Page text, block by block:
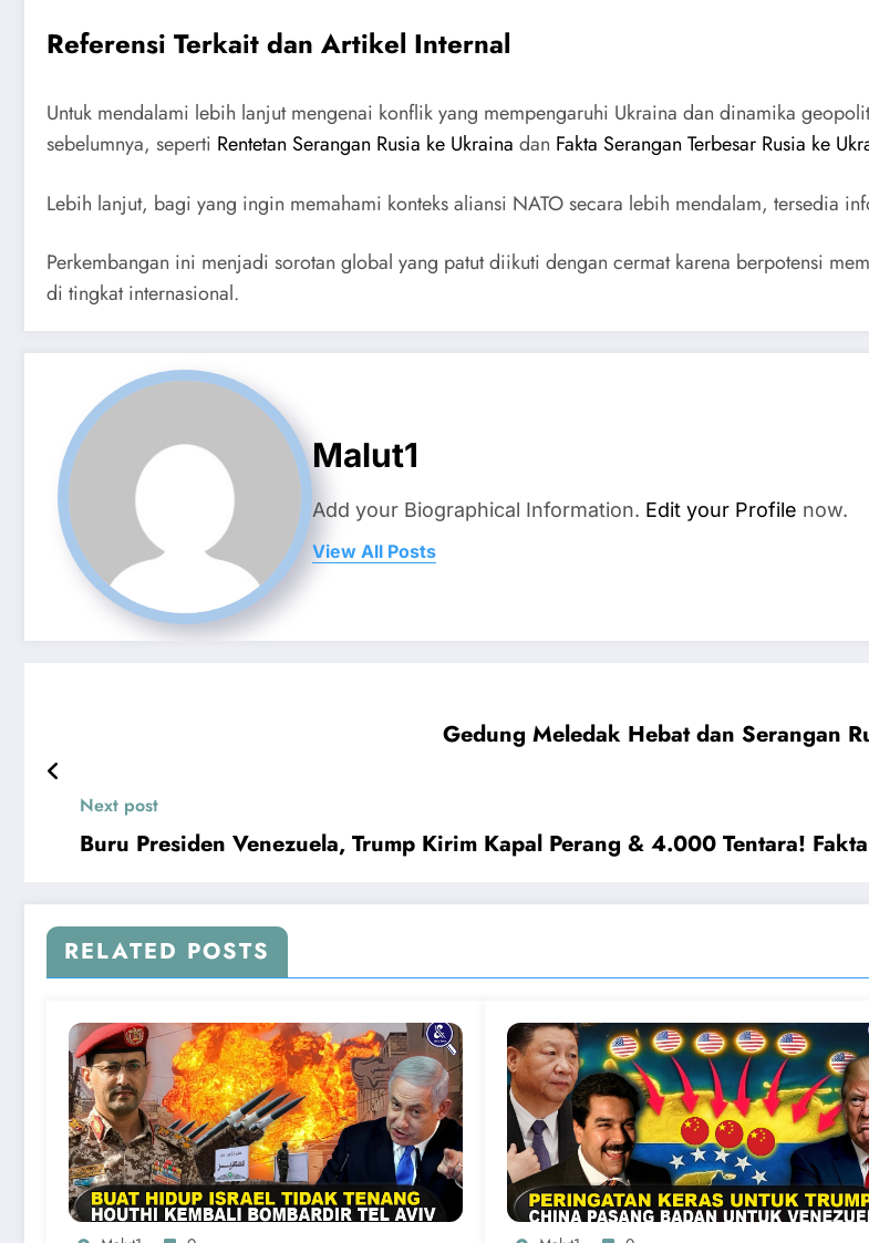
Referensi Terkait dan Artikel Internal
Untuk mendalami lebih lanjut mengenai konflik yang mempengaruhi Ukraina dan dinamika
sebelumnya, seperti Rentetan Serangan Rusia ke Ukraina dan Fakta Serangan Terbesar Rusia ke
Lebih lanjut, bagi yang ingin memahami konteks aliansi NATO secara lebih mendalam, tersedia
Perkembangan ini menjadi sorotan global yang patut diikuti dengan cermat karena berpotensi
di tingkat internasional.
Malut1
Add your Biographical Information. Edit your Profile now.
View All Posts
Gedung Meledak Hebat dan Serangan
Next post
Buru Presiden Venezuela, Trump Kirim Kapal Perang & 4.000 Tentara!
RELATED POSTS